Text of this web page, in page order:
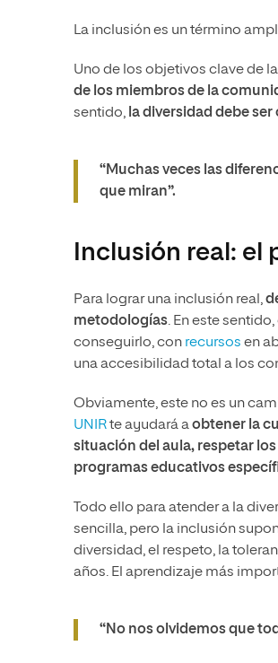
La inclusión es un término
Uno de los objetivos clave de la
de los miembros de la
sentido, la diversidad debe
“Muchas veces las
que miran”.
Inclusión real:
Para lograr una inclusión real,
metodologías. En este
conseguirlo, con recursos en
una accesibilidad total a los
Obviamente, este no es un
UNIRte ayudará aobtener la
situación del aula, respetar
programas educativos
Todo ello para atender a la
sencilla, pero la inclusión
diversidad, el respeto, la
años. El aprendizaje más
“No nos olvidemos que